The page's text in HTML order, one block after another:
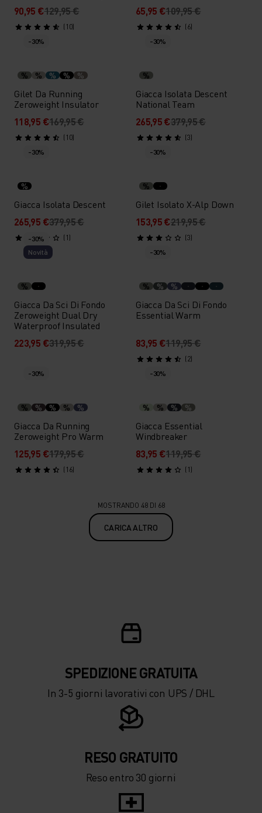
90,95 €129,95 €
(10)
65,95 €109,95 €
(6)
-30%
% % % % %
Gilet Da Running
Zeroweight Insulator
118,95 €169,95 €
(10)
-30%
%
Giacca Isolata Descent
National Team
265,95 €379,95 €
(3)
-30%
%
Giacca Isolata Descent
265,95 €379,95 €
(1)
-30%
%
Gilet Isolato X-Alp Down
153,95 €219,95 €
(3)
-30%
Novità
%
Giacca Da Sci Di Fondo
Zeroweight Dual Dry
Waterproof Insulated
223,95 €319,95 €
-30%
% % %
Giacca Da Sci Di Fondo
Essential Warm
83,95 €119,95 €
(2)
-30%
% % % % %
Giacca Da Running
Zeroweight Pro Warm
125,95 €179,95 €
(16)
-30%
% % % %
Giacca Essential
Windbreaker
83,95 €119,95 €
(1)
MOSTRANDO 48 DI 68
CARICA ALTRO
SPEDIZIONE ​​​​​​GRATUITA
In 3-5 giorni lavorativi con UPS / DHL
RESO GRATUITO
Reso entro 30 giorni